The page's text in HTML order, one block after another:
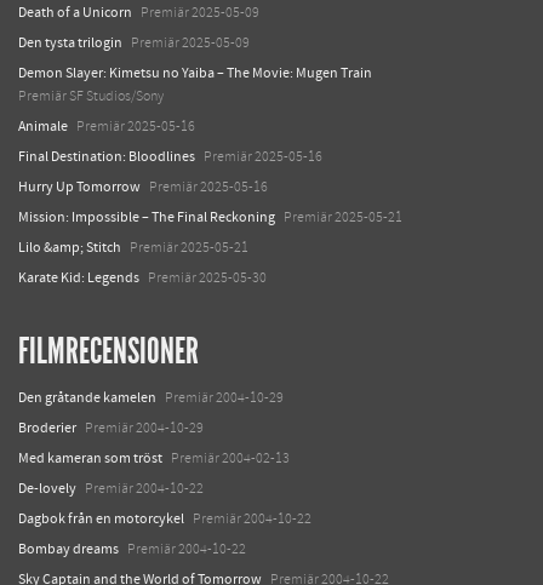
Death of a Unicorn Premiär 2025-05-09
Den tysta trilogin Premiär 2025-05-09
Demon Slayer: Kimetsu no Yaiba – The Movie: Mugen Train
Premiär SF Studios/Sony
Animale Premiär 2025-05-16
Final Destination: Bloodlines Premiär 2025-05-16
Hurry Up Tomorrow Premiär 2025-05-16
Mission: Impossible – The Final Reckoning Premiär 2025-05-21
Lilo &amp; Stitch Premiär 2025-05-21
Karate Kid: Legends Premiär 2025-05-30
FILMRECENSIONER
Den gråtande kamelen Premiär 2004-10-29
Broderier Premiär 2004-10-29
Med kameran som tröst Premiär 2004-02-13
De-lovely Premiär 2004-10-22
Dagbok från en motorcykel Premiär 2004-10-22
Bombay dreams Premiär 2004-10-22
Sky Captain and the World of Tomorrow Premiär 2004-10-22